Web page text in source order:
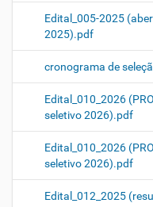
Edital_005-2025
2025).pdf
cronograma de
Edital_010_2026
seletivo 2026).pdf
Edital_010_2026
seletivo 2026).pdf
Edital_012_2025